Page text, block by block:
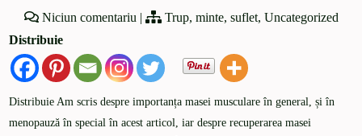
Niciun comentariu | Trup, minte, suflet, Uncategorized
Distribuie
Distribuie Am scris despre importanța masei musculare în general, și în
menopauză în special în acest articol, iar despre recuperarea masei